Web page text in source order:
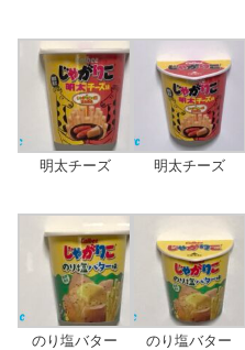
明太チーズ 明太チーズ
のり塩バター のり塩バター